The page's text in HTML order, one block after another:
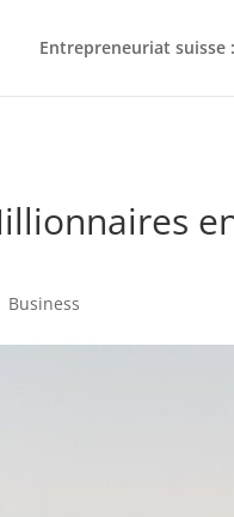
Entrepreneuriat suisse
Business